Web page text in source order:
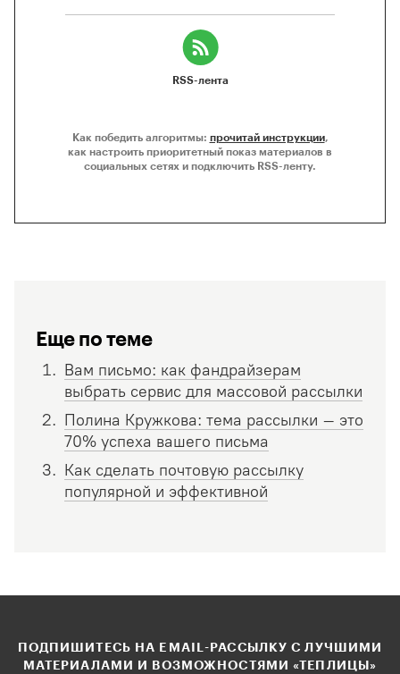
RSS-лента
Как победить алгоритмы: прочитай инструкции,
как настроить приоритетный показ материалов в
социальных сетях и подключить RSS-ленту.
Еще по теме
Вам письмо: как фандрайзерам
выбрать сервис для массовой рассылки
Полина Кружкова: тема рассылки – это
70% успеха вашего письма
Как сделать почтовую рассылку
популярной и эффективной
ПОДПИШИТЕСЬ НА EMAIL-РАССЫЛКУ С ЛУЧШИМИ
МАТЕРИАЛАМИ И ВОЗМОЖНОСТЯМИ «ТЕПЛИЦЫ»